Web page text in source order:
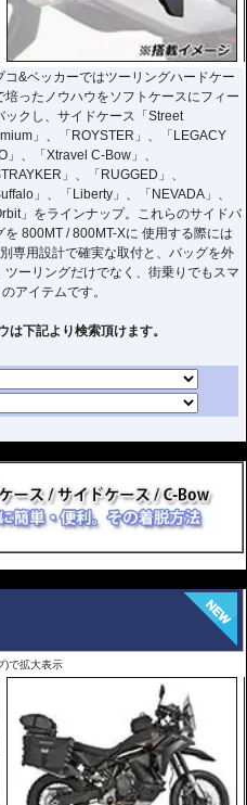
コ&ベッカーではツーリングハードケー
培ったノウハウをソフトケースにフィー
ックし、サイドケース「Street
」、「ROYSTER」、「LEGACY
」、「Xtravel C-Bow」、
」、「RUGGED」、
」、「Liberty」、「NEVADA」、
」をラインナップ。これらのサイドバ
を 800MT / 800MT-Xに 使用する際には
専用設計で確実な取付と、バッグを外
ーリングだけでなく、街乗りでもスマ
アイテムです。
下記より検索頂けます。
)で拡大表示